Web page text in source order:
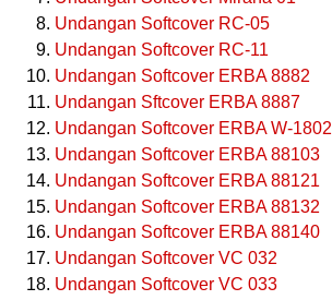
Undangan Softcover RC-05
Undangan Softcover RC-11
Undangan Softcover ERBA 8882
Undangan Sftcover ERBA 8887
Undangan Softcover ERBA W-1802
Undangan Softcover ERBA 88103
Undangan Softcover ERBA 88121
Undangan Softcover ERBA 88132
Undangan Softcover ERBA 88140
Undangan Softcover VC 032
Undangan Softcover VC 033